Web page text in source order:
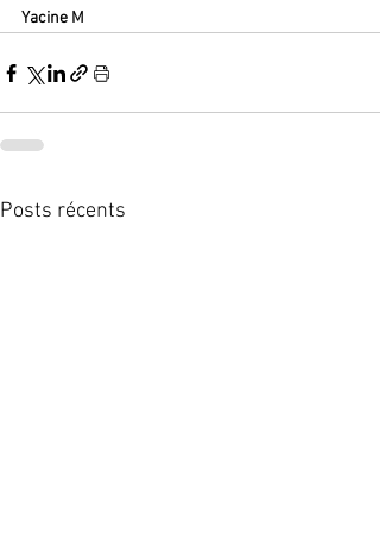
Yacine M
Posts récents